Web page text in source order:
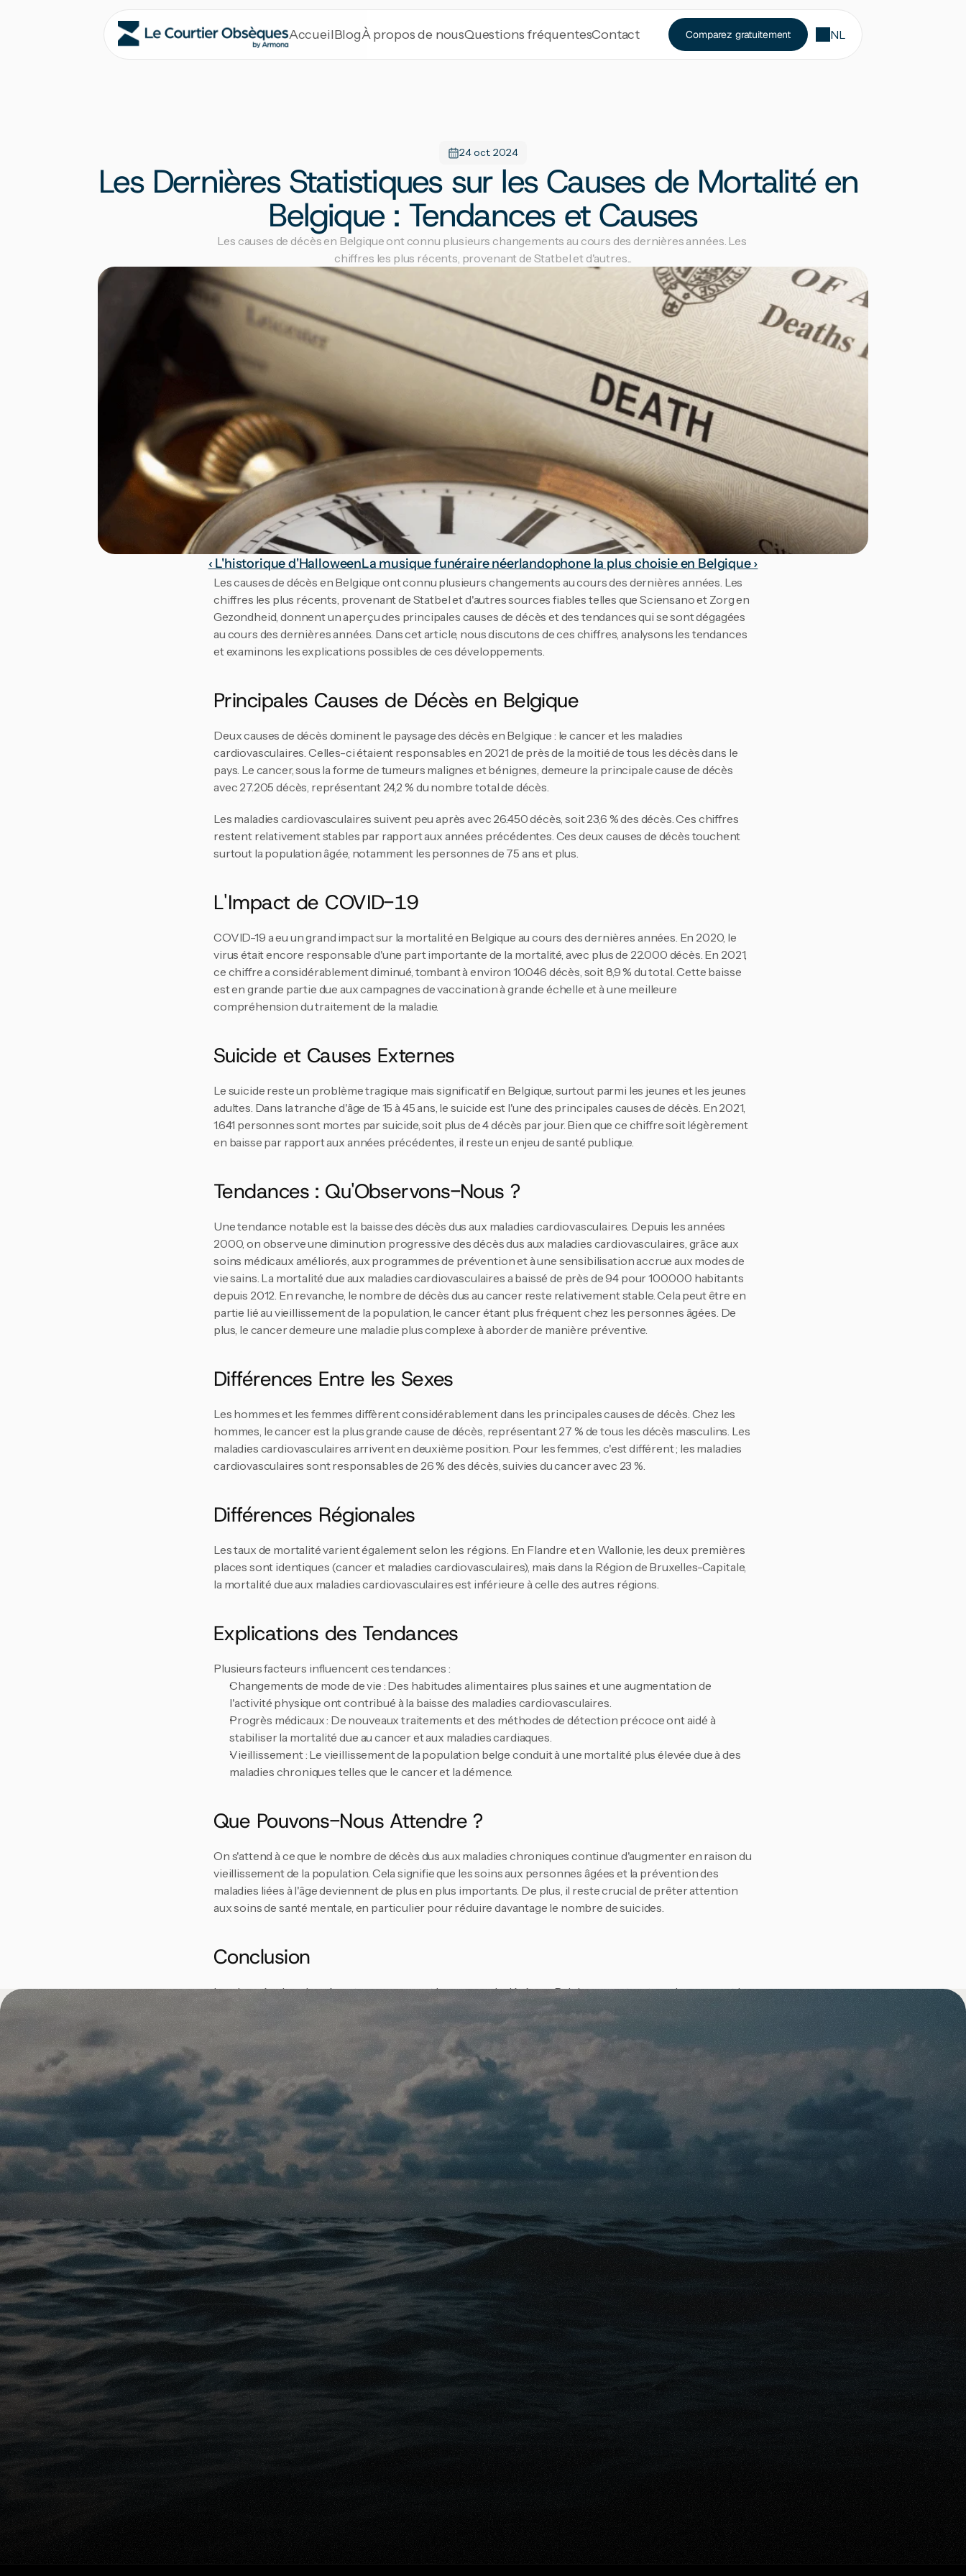
AccueilBlogÀ propos de nousQuestions fréquentesContact Comparez gratuitement NL
24 oct. 2024
Les Dernières Statistiques sur les Causes de Mortalité en
Belgique : Tendances et Causes
Les causes de décès en Belgique ont connu plusieurs changements au cours des dernières années. Les
chiffres les plus récents, provenant de Statbel et d'autres...
‹ L'historique d'HalloweenLa musique funéraire néerlandophone la plus choisie en Belgique ›
Les causes de décès en Belgique ont connu plusieurs changements au cours des dernières années. Les
chiffres les plus récents, provenant de Statbel et d'autres sources fiables telles que Sciensano et Zorg en
Gezondheid, donnent un aperçu des principales causes de décès et des tendances qui se sont dégagées
au cours des dernières années. Dans cet article, nous discutons de ces chiffres, analysons les tendances
et examinons les explications possibles de ces développements.
Principales Causes de Décès en Belgique
Deux causes de décès dominent le paysage des décès en Belgique : le cancer et les maladies
cardiovasculaires. Celles-ci étaient responsables en 2021 de près de la moitié de tous les décès dans le
pays. Le cancer, sous la forme de tumeurs malignes et bénignes, demeure la principale cause de décès
avec 27.205 décès, représentant 24,2 % du nombre total de décès​.
Les maladies cardiovasculaires suivent peu après avec 26.450 décès, soit 23,6 % des décès. Ces chiffres
restent relativement stables par rapport aux années précédentes. Ces deux causes de décès touchent
surtout la population âgée, notamment les personnes de 75 ans et plus​.
L'Impact de COVID-19
COVID-19 a eu un grand impact sur la mortalité en Belgique au cours des dernières années. En 2020, le
virus était encore responsable d'une part importante de la mortalité, avec plus de 22.000 décès. En 2021,
ce chiffre a considérablement diminué, tombant à environ 10.046 décès, soit 8,9 % du total. Cette baisse
est en grande partie due aux campagnes de vaccination à grande échelle et à une meilleure
compréhension du traitement de la maladie.
Suicide et Causes Externes
Le suicide reste un problème tragique mais significatif en Belgique, surtout parmi les jeunes et les jeunes
adultes. Dans la tranche d'âge de 15 à 45 ans, le suicide est l'une des principales causes de décès. En 2021,
1.641 personnes sont mortes par suicide, soit plus de 4 décès par jour​. Bien que ce chiffre soit légèrement
en baisse par rapport aux années précédentes, il reste un enjeu de santé publique.
Tendances : Qu'Observons-Nous ?
Une tendance notable est la baisse des décès dus aux maladies cardiovasculaires. Depuis les années
2000, on observe une diminution progressive des décès dus aux maladies cardiovasculaires, grâce aux
soins médicaux améliorés, aux programmes de prévention et à une sensibilisation accrue aux modes de
vie sains. La mortalité due aux maladies cardiovasculaires a baissé de près de 94 pour 100.000 habitants
depuis 2012​. En revanche, le nombre de décès dus au cancer reste relativement stable. Cela peut être en
partie lié au vieillissement de la population, le cancer étant plus fréquent chez les personnes âgées​. De
plus, le cancer demeure une maladie plus complexe à aborder de manière préventive.
Différences Entre les Sexes
Les hommes et les femmes diffèrent considérablement dans les principales causes de décès. Chez les
hommes, le cancer est la plus grande cause de décès, représentant 27 % de tous les décès masculins. Les
maladies cardiovasculaires arrivent en deuxième position. Pour les femmes, c'est différent ; les maladies
cardiovasculaires sont responsables de 26 % des décès, suivies du cancer avec 23 %​.
Différences Régionales
Les taux de mortalité varient également selon les régions. En Flandre et en Wallonie, les deux premières
places sont identiques (cancer et maladies cardiovasculaires), mais dans la Région de Bruxelles-Capitale,
la mortalité due aux maladies cardiovasculaires est inférieure à celle des autres régions​.
Explications des Tendances
Plusieurs facteurs influencent ces tendances :
Changements de mode de vie : Des habitudes alimentaires plus saines et une augmentation de
l'activité physique ont contribué à la baisse des maladies cardiovasculaires.
Progrès médicaux : De nouveaux traitements et des méthodes de détection précoce ont aidé à
stabiliser la mortalité due au cancer et aux maladies cardiaques.
Vieillissement : Le vieillissement de la population belge conduit à une mortalité plus élevée due à des
maladies chroniques telles que le cancer et la démence.
Que Pouvons-Nous Attendre ?
On s'attend à ce que le nombre de décès dus aux maladies chroniques continue d'augmenter en raison du
vieillissement de la population. Cela signifie que les soins aux personnes âgées et la prévention des
maladies liées à l'âge deviennent de plus en plus importants. De plus, il reste crucial de prêter attention
aux soins de santé mentale, en particulier pour réduire davantage le nombre de suicides.
Conclusion
Les données les plus récentes concernant les causes de décès en Belgique montrent que le cancer et les
maladies cardiovasculaires restent les principales causes de mortalité, bien que les maladies
cardiovasculaires diminuent au fil des ans grâce à de meilleurs soins et à une prévention accrue. COVID-
19 a eu un impact considérable mais temporaire sur les taux de mortalité, tandis que le suicide parmi les
jeunes demeure un problème persistant. Il est clair que des facteurs démographiques, tels que le
vieillissement, et des changements de mode de vie jouent un rôle important dans ces tendances.
Statbel : https://statbel.fgov.be/nl/themas/bevolking/sterfte-en-levensverwachting/doodsoorzaken
Zorg en Gezondheid Vlaanderen : https://www.zorg-en-gezondheid.be/doodsoorzaken
Sciensano : https://www.sciensano.be/nl/gezondheidsonderwerpen/mortaliteit
Conseils gratuits
Prêt à protéger financièrement vos
proches?
Demander une comparaison gratuite Parlez avec un expert
Email